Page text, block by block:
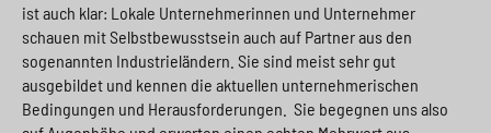
ist auch klar: Lokale Unternehmerinnen und Unternehmer
schauen mit Selbstbewusstsein auch auf Partner aus den
sogenannten Industrieländern. Sie sind meist sehr gut
ausgebildet und kennen die aktuellen unternehmerischen
Bedingungen und Herausforderungen. Sie begegnen uns also